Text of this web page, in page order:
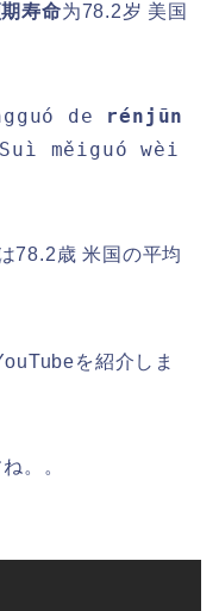
寿命为78.2岁 美国
de rénjūn
měiguó wèi
78.2歳 米国の平均
を紹介しま
。。